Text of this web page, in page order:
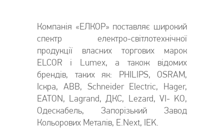
Компанія «ЕЛКОР» поставляє широкий
спектр електро-світлотехнічної
продукції власних торгових марок
ELCOR і Lumex, а також відомих
брендів, таких як: PHILIPS, OSRAM,
Іскра, ABB, Schneider Electric, Hager,
EATON, Lagrand, ДКС, Lezard, VI- KO,
Одескабель, Запорізький Завод
Кольорових Металів, E.Next, IEK.